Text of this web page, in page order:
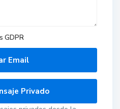
GDPR